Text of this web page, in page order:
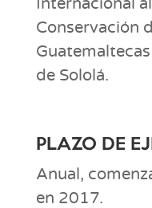
Internacional
Conservación
de Sololá.
PLAZO DE
Anual,
en 2017.